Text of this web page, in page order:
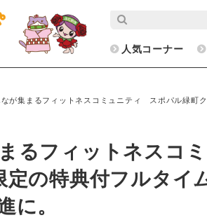
人気コーナー
が集まるフィットネスコミュニティ スポパル緑町
るフィットネスコ
の特典付フルタイ
に。